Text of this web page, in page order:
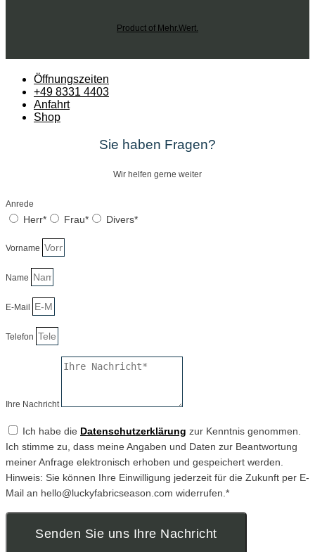
Product of Mehr.Wert.
Öffnungszeiten
+49 8331 4403
Anfahrt
Shop
Sie haben Fragen?
Wir helfen gerne weiter
Anrede
Herr* Frau* Divers*
Vorname
Name
E-Mail
Telefon
Ihre Nachricht
Ich habe die Datenschutzerklärung zur Kenntnis genommen.
Ich stimme zu, dass meine Angaben und Daten zur Beantwortung
meiner Anfrage elektronisch erhoben und gespeichert werden.
Hinweis: Sie können Ihre Einwilligung jederzeit für die Zukunft per E-
Mail an hello@luckyfabricseason.com widerrufen.*
Senden Sie uns Ihre Nachricht